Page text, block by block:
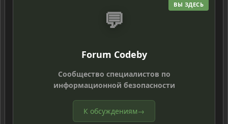
ВЫ ЗДЕСЬ
💬
Forum Codeby
Сообщество специалистов по
информационной безопасности
К обсуждениям→